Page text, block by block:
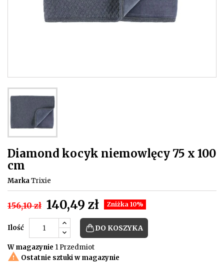
Diamond kocyk niemowlęcy 75 x 100
cm
MarkaTrixie
156,10 zł 140,49 zł Zniżka 10%
Ilość DO KOSZYKA
W magazynie 1 Przedmiot
 Ostatnie sztuki w magazynie